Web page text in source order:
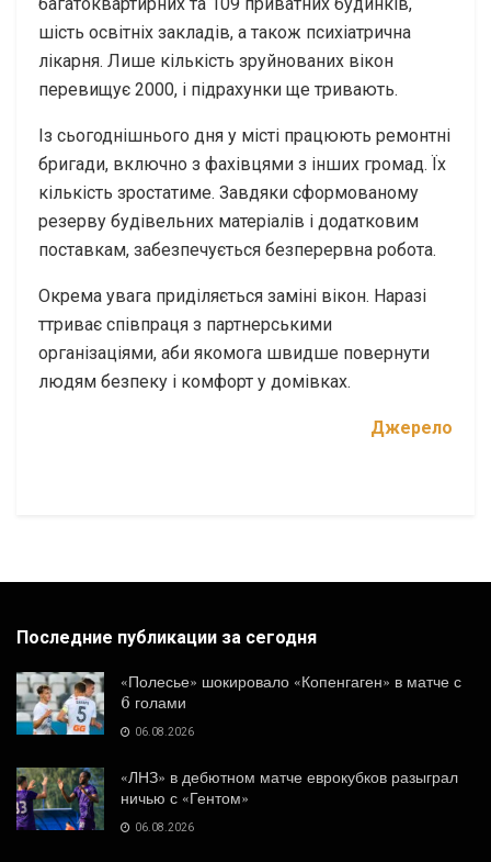
шість освітніх закладів, а також психіатрична
лікарня. Лише кількість зруйнованих вікон
перевищує 2000, і підрахунки ще тривають.
Із сьогоднішнього дня у місті працюють ремонтні
бригади, включно з фахівцями з інших громад. Їх
кількість зростатиме. Завдяки сформованому
резерву будівельних матеріалів і додатковим
поставкам, забезпечується безперервна робота.
Окрема увага приділяється заміні вікон. Наразі
ттриває співпраця з партнерськими
організаціями, аби якомога швидше повернути
людям безпеку і комфорт у домівках.
Джерело
Последние публикации за сегодня
«Полесье» шокировало «Копенгаген» в матче с
6 голами
06.08.2026
«ЛНЗ» в дебютном матче еврокубков разыграл
ничью с «Гентом»
06.08.2026